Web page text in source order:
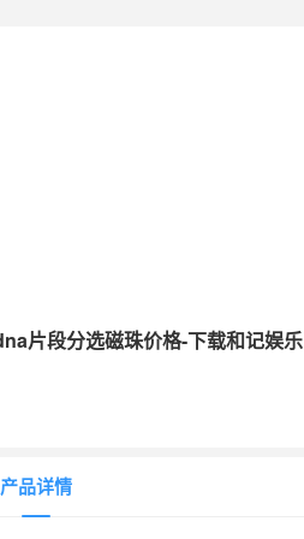
片段分选磁珠价格-下载和记娱乐
产品详情